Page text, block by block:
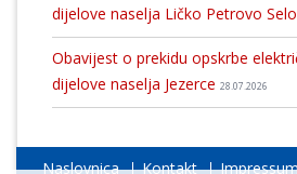
dijelove naselja Ličko Petrovo
Obavijest o prekidu opskrbe
dijelove naselja Jezerce 28.07.2026
Naslovnica Kontakt